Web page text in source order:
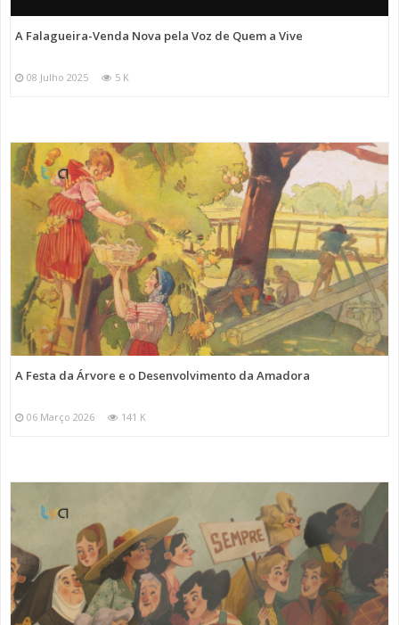
A Falagueira-Venda Nova pela Voz de Quem a Vive
08 Julho 2025 5 K
A Festa da Árvore e o Desenvolvimento da Amadora
06 Março 2026 141 K